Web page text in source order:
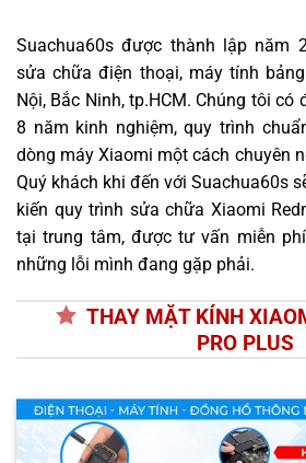
Suachua60s được thành lập năm
sửa chữa điện thoại, máy tính
Nội, Bắc Ninh, tp.HCM. Chúng tôi có
8 năm kinh nghiệm, quy trình
dòng máy Xiaomi một cách chuyên
Quý khách khi đến với Suachua60s
kiến quy trình sửa chữa Xiaomi
tại trung tâm, được tư vấn miễn
những lỗi mình đang gặp phải.
THAY MẶT KÍNH
PRO PLUS